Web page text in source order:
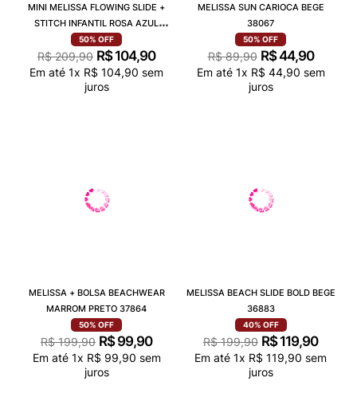
MINI MELISSA FLOWING SLIDE +
STITCH INFANTIL ROSA AZUL
36143
50% OFF
R$ 209,90 R$ 104,90
Em até 1x R$ 104,90 sem
juros
MELISSA SUN CARIOCA BEGE
38067
50% OFF
R$ 89,90 R$44,90
Em até 1x R$ 44,90 sem
juros
MELISSA + BOLSA BEACHWEAR
MARROM PRETO 37864
50% OFF
R$ 199,90 R$ 99,90
Em até 1x R$ 99,90 sem
juros
MELISSA BEACH SLIDE BOLD BEGE
36883
40% OFF
R$ 199,90 R$ 119,90
Em até 1x R$ 119,90 sem
juros